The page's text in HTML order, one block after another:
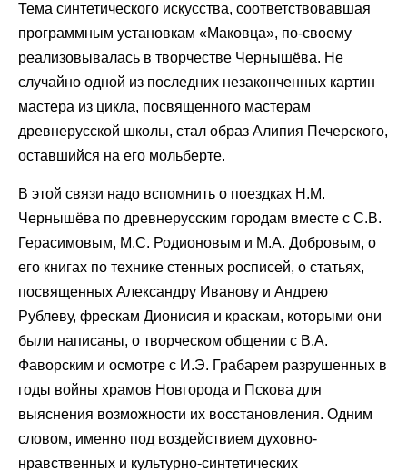
Тема синтетического искусства, соответствовавшая
программным установкам «Маковца», по-своему
реализовывалась в творчестве Чернышёва. Не
случайно одной из последних незаконченных картин
мастера из цикла, посвященного мастерам
древнерусской школы, стал образ Алипия Печерского,
оставшийся на его мольберте.
В этой связи надо вспомнить о поездках Н.М.
Чернышёва по древнерусским городам вместе с С.В.
Герасимовым, М.С. Родионовым и М.А. Добровым, о
его книгах по технике стенных росписей, о статьях,
посвященных Александру Иванову и Андрею
Рублеву, фрескам Дионисия и краскам, которыми они
были написаны, о творческом общении с В.А.
Фаворским и осмотре с И.Э. Грабарем разрушенных в
годы войны храмов Новгорода и Пскова для
выяснения возможности их восстановления. Одним
словом, именно под воздействием духовно-
нравственных и культурно-синтетических